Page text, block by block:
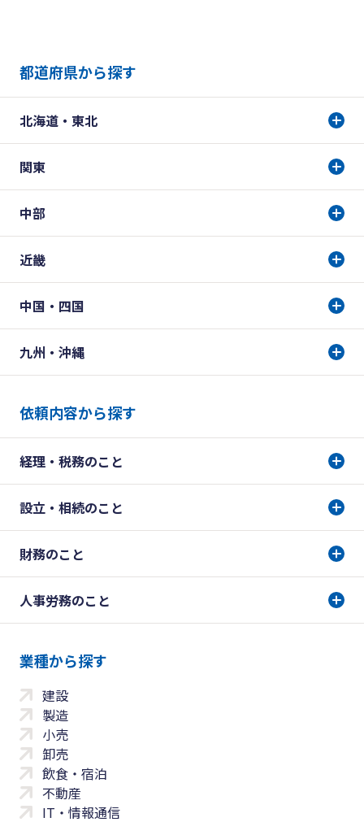
都道府県から探す
北海道・東北
関東
中部
近畿
中国・四国
九州・沖縄
依頼内容から探す
経理・税務のこと
設立・相続のこと
財務のこと
人事労務のこと
業種から探す
建設
製造
小売
卸売
飲食・宿泊
不動産
IT・情報通信